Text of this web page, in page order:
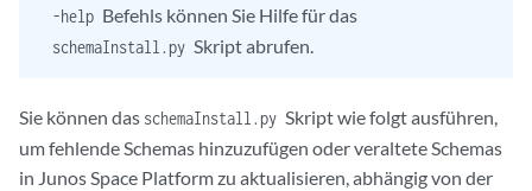
-help Befehls können Sie Hilfe für das
schemaInstall.py Skript abrufen.
Sie können das schemaInstall.py Skript wie folgt ausführen,
um fehlende Schemas hinzuzufügen oder veraltete Schemas
in Junos Space Platform zu aktualisieren, abhängig von der